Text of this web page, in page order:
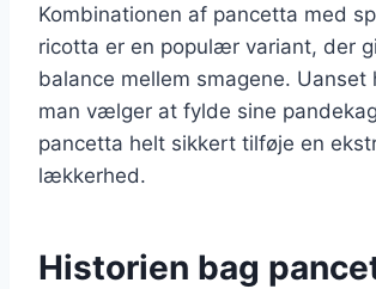
Kombinationen af pancetta med
ricotta er en populær variant, der
balance mellem smagene. Uanset
man vælger at fylde sine
pancetta helt sikkert tilføje en
lækkerhed.
Historien bag